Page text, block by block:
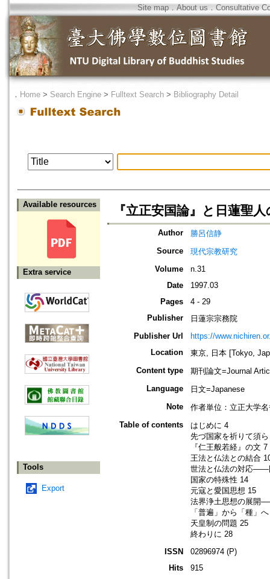
Site map．About us ． Consultative
． Home > Search Engine > Fulltext Search > Bibliography Detail
Available resources
Extra service
Tools
Export
『立正安国論』と日蓮聖
Author
勝呂信静
Source
現代宗教研究
Volume
n.31
Date
1997.03
Pages
4 - 29
Publisher
日蓮宗宗務院
Publisher Url
https://
Location
東京, 日本 [Tokyo,
Content type
期刊論文=Journal
Language
日文=Japanese
Note
作者単位：立正大学
Table of contents
はじめに 4
先づ国家を祈りて須
『仁王般若経』の文 7
王法と仏法との結合
世法と仏法の対応――
国家の特殊性 14
元寇と愛国思想 15
法界浄土思想の展開
「普遍」から「種」
天皇制の問題 25
終わりに 28
ISSN
02896974 (P)
Hits
915